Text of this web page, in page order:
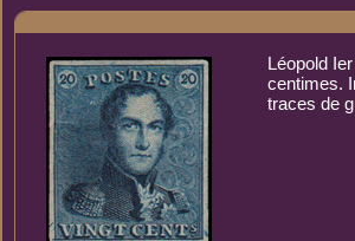
Léopold
centimes.
traces de